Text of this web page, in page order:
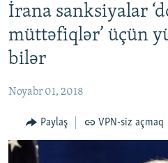
Əsas
naviqasiyaya
qayıt
Axtarışa
KORRUPSIOMETR
#ƏSLINDƏ
QANUNI DOĞRU
ARAŞDIRMA
MULTIMEDIA
İrana sanksiyalar
müttəfiqlər’ üçün
bilər
Noyabr 01, 2018
Paylaş VPN-siz açmaq